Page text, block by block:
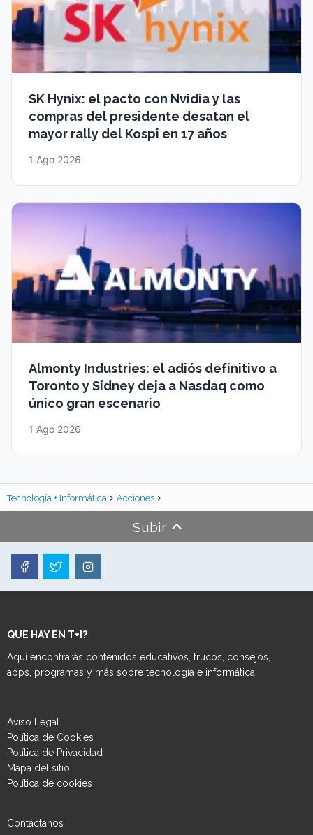
SK Hynix: el pacto con Nvidia y las
compras del presidente desatan el
mayor rally del Kospi en 17 años
1 Ago 2026
Almonty Industries: el adiós definitivo a
Toronto y Sídney deja a Nasdaq como
único gran escenario
1 Ago 2026
Tecnología + Informática Acciones
Subir
QUE HAY EN T+I?
Aquí encontrarás contenidos educativos, trucos, consejos,
apps, programas y más sobre tecnología e informática.
Aviso Legal
Política de Cookies
Política de Privacidad
Mapa del sitio
Política de cookies
Contáctanos